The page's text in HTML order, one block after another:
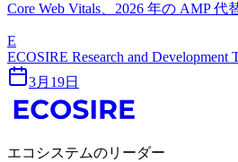
Core Web Vitals、2026 年の AMP 代
E
ECOSIRE Research and Development
3月19日
エコシステムのリーダー